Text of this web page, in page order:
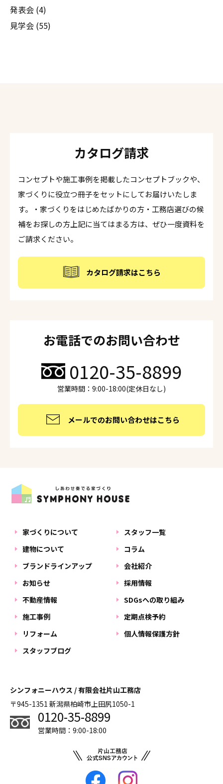
発表会 (4)
見学会 (55)
カタログ請求
コンセプトや施工事例を掲載したコンセプトブックや、
家づくりに役立つ冊子をセットにしてお届けいたしま
す。・家づくりをはじめたばかりの方・工務店選びの候
補をお探しの方上記に当てはまる方は、ぜひ一度資料を
ご請求ください。
カタログ請求はこちら
お電話でのお問い合わせ
0120-35-8899
営業時間：9:00-18:00(定休日なし)
メールでのお問い合わせはこちら
家づくりについて
建物について
ブランドラインアップ
お知らせ
不動産情報
施工事例
リフォーム
スタッフブログ
スタッフ一覧
コラム
会社紹介
採用情報
SDGsへの取り組み
定期点検予約
個人情報保護方針
シンフォニーハウス / 有限会社片山工務店
〒945-1351 新潟県柏崎市上田尻1050-1
0120-35-8899
営業時間：9:00-18:00